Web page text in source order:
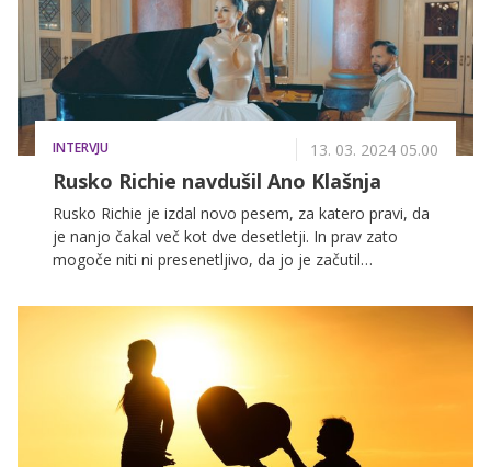
INTERVJU 13. 03. 2024 05.00
Rusko Richie navdušil Ano Klašnja
Rusko Richie je izdal novo pesem, za katero pravi, da
je nanjo čakal več kot dve desetletji. In prav zato
mogoče niti ni presenetljivo, da jo je začutil
čustva. K sodelovanju je povabil tudi našo znano
balerino, Ano Klašnja, ki je nastopila v videospotu. Ko
sem Ani poslal pesem, da jo sliši, mi je bilo najbolj
pomembno, da jo doživi. Poklicala me je in rekla,
absolutno sem za, ker pesem je adijo pamet dobra.